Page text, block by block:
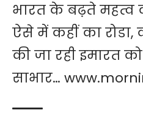
भारत के बढ़ते महत्व
ऐसे में कहीं का रोडा,
की जा रही इमारत
साभार…